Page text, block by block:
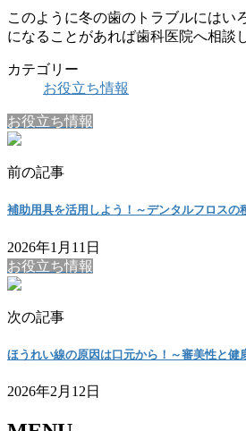
このように冬の歯のトラブルにはい
になることがあれば歯科医院へ相談
カテゴリー
お役立ち情報
お役立ち情報
前の記事
補助用具を活用しよう！～デンタルフロスの
2026年1月11日
お役立ち情報
次の記事
ほうれい線の原因は口元から！～審美性と健
2026年2月12日